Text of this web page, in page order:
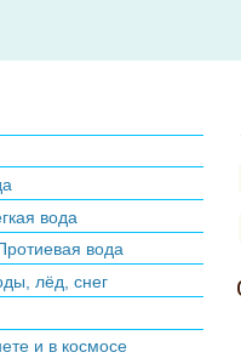
вода
вода
лёд, снег
и в космосе